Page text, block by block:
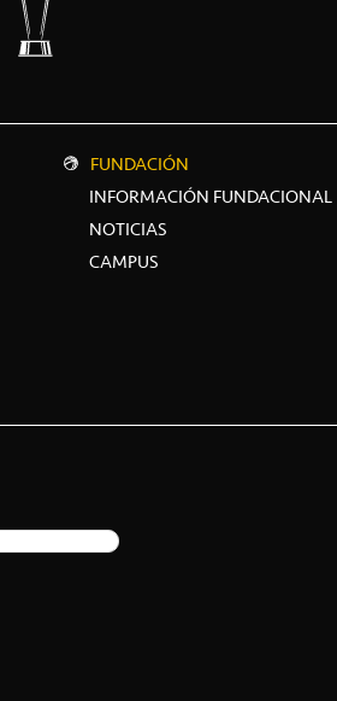
FUNDACIÓN
INFORMACIÓN FUNDACIONAL
NOTICIAS
CAMPUS